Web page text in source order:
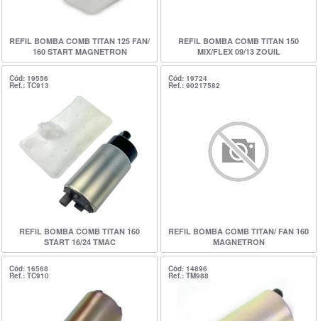
REFIL BOMBA COMB TITAN 125 FAN/
160 START MAGNETRON
REFIL BOMBA COMB TITAN 150
MIX/FLEX 09/13 ZOUIL
Cód: 19556
Ref.: TC913
REFIL BOMBA COMB TITAN 160
START 16/24 TMAC
Cód: 19724
Ref.: 90217582
REFIL BOMBA COMB TITAN/ FAN 160
MAGNETRON
Cód: 16568
Ref.: TC910
Cód: 14896
Ref.: TM988